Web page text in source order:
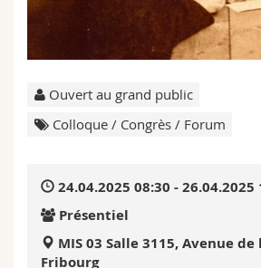
Sciences et médecine
Interfacultaire
Collaborateurs
Doctorants
Programme des cours
Ouvert au grand public
Colloque / Congrès / Forum
24.04.2025 08:30 - 26.04.2025
Présentiel
MIS 03 Salle 3115, Avenue
Fribourg